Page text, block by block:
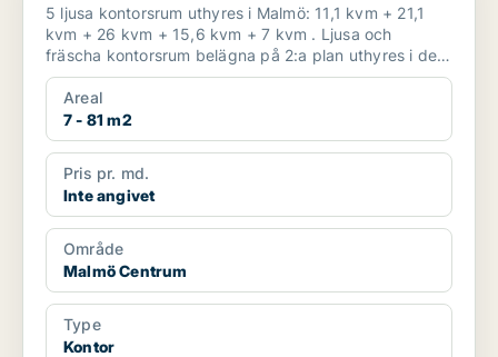
5 ljusa kontorsrum uthyres i Malmö: 11,1 kvm + 21,1
kvm + 26 kvm + 15,6 kvm + 7 kvm . Ljusa och
fräscha kontorsrum belägna på 2:a plan uthyres i del
a...
Areal
7 - 81 m2
Pris pr. md.
Inte angivet
Område
Malmö Centrum
Type
Kontor